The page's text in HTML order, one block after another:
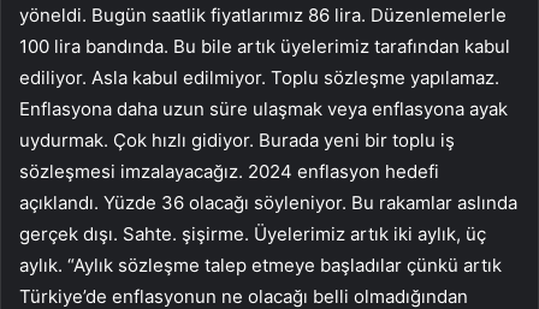
yöneldi. Bugün saatlik fiyatlarımız 86 lira. Düzenlemelerle
100 lira bandında. Bu bile artık üyelerimiz tarafından kabul
ediliyor. Asla kabul edilmiyor. Toplu sözleşme yapılamaz.
Enflasyona daha uzun süre ulaşmak veya enflasyona ayak
uydurmak. Çok hızlı gidiyor. Burada yeni bir toplu iş
sözleşmesi imzalayacağız. 2024 enflasyon hedefi
açıklandı. Yüzde 36 olacağı söyleniyor. Bu rakamlar aslında
gerçek dışı. Sahte. şişirme. Üyelerimiz artık iki aylık, üç
aylık. “Aylık sözleşme talep etmeye başladılar çünkü artık
Türkiye’de enflasyonun ne olacağı belli olmadığından